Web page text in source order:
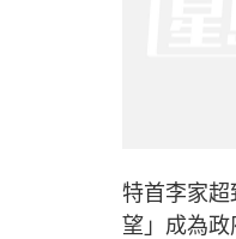
特首李家
望」成為